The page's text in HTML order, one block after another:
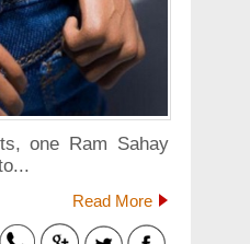
one Ram Sahay
Read More